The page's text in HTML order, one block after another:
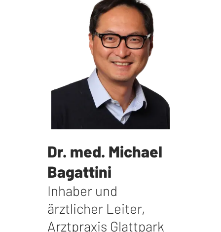
Dr. med. Michael
Bagattini
Inhaber und
ärztlicher Leiter,
Arztpraxis Glattpark